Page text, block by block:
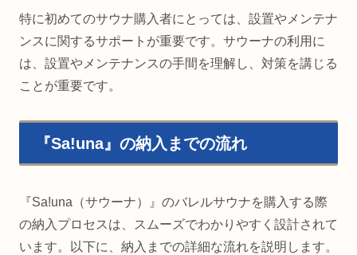
特に初めてのサウナ購入者にとっては、設置やメンテナ
ンスに関するサポートが重要です。サウーナの利用に
は、設置やメンテナンスの手間を理解し、対策を講じる
ことが重要です。
『Sa!una』の納入までの流れ
『Sa!una（サウーナ）』のバレルサウナを購入する際
の納入プロセスは、スムーズでわかりやすく設計されて
います。以下に、納入までの詳細な流れを説明します。